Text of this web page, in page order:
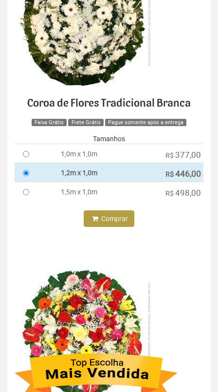
Coroa de Flores Tradicional Branca
Faixa Grátis Frete Grátis Pague somente após a entrega
Tamanhos
1,0m x 1,0m
R$ 377,00
1,2m x 1,0m R$446,00
1,5m x 1,0m R$ 498,00
Comprar